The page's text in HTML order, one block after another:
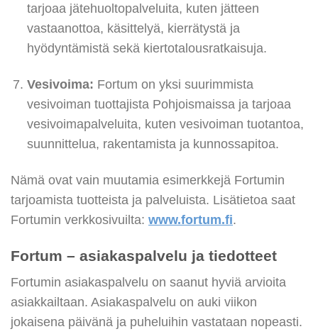
tarjoaa jätehuoltopalveluita, kuten jätteen
vastaanottoa, käsittelyä, kierrätystä ja
hyödyntämistä sekä kiertotalousratkaisuja.
Vesivoima: Fortum on yksi suurimmista
vesivoiman tuottajista Pohjoismaissa ja tarjoaa
vesivoimapalveluita, kuten vesivoiman tuotantoa,
suunnittelua, rakentamista ja kunnossapitoa.
Nämä ovat vain muutamia esimerkkejä Fortumin
tarjoamista tuotteista ja palveluista. Lisätietoa saat
Fortumin verkkosivuilta: www.fortum.fi.
Fortum – asiakaspalvelu ja tiedotteet
Fortumin asiakaspalvelu on saanut hyviä arvioita
asiakkailtaan. Asiakaspalvelu on auki viikon
jokaisena päivänä ja puheluihin vastataan nopeasti.